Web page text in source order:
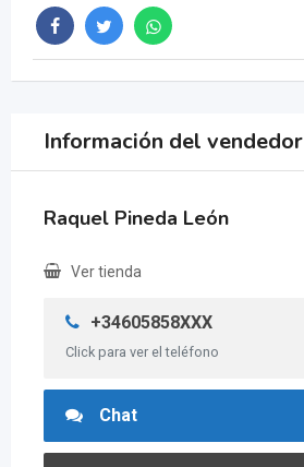
Información del vendedor
Raquel Pineda León
Ver tienda
+34605858XXX
Click para ver el teléfono
Chat